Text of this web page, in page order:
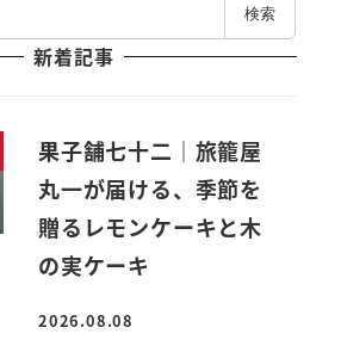
検索
新着記事
果子舗七十二｜旅籠屋
丸一が届ける、季節を
贈るレモンケーキと木
の実ケーキ
投稿日
2026.08.08